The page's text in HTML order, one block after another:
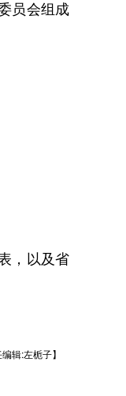
员会组成
，以及省
编辑:左栀子】